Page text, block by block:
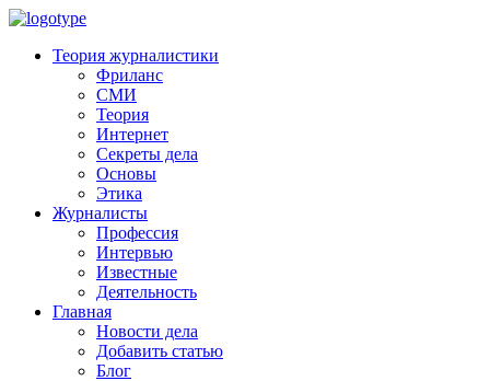
Теория журналистики
Фриланс
СМИ
Теория
Интернет
Секреты дела
Основы
Этика
Журналисты
Профессия
Интервью
Известные
Деятельность
Главная
Новости дела
Добавить статью
Блог